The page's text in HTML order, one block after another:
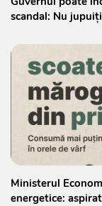
scandal: Nu
Ministerul
energetice: